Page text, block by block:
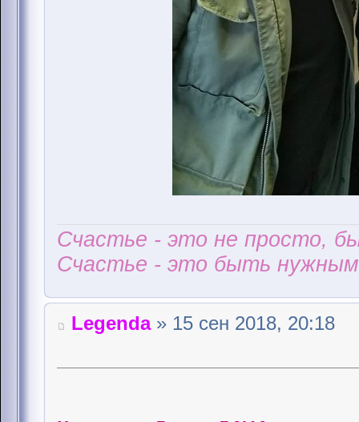
Счастье - это не просто,
Счастье - это быть
Legenda» 15 сен 2018, 20:18